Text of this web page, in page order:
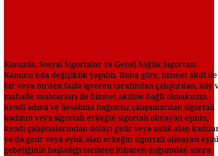
Kanunla, Sosyal Sigortalar ve Genel Sağlık Sigortası
Kanunu'nda değişiklik yapıldı. Buna göre, hizmet akdi ile
bir veya birden fazla işveren tarafından çalıştırılan, köy
mahalle muhtarları ile hizmet akdine bağlı olmaksızın
kendi adına ve hesabına bağımsız çalışanlardan sigortalı
kadının veya sigortalı erkeğin sigortalı olmayan eşinin,
kendi çalışmalarından dolayı gelir veya aylık alan
ya da gelir veya aylık alan erkeğin sigortalı olmayan
gebeliğinin başladığı tarihten itibaren doğumdan sonra